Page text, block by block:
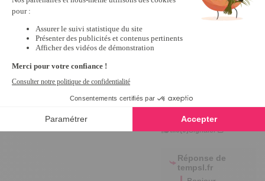
Avis du16/05/2025
une expérience du
Utile(0)Signaler
Réponse de
tempsl.fr